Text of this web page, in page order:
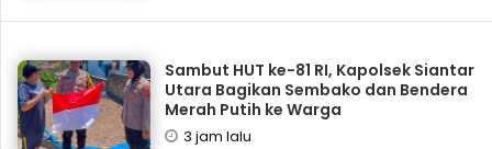
Sambut HUT ke-81 RI, Kapolsek Siantar
Utara Bagikan Sembako dan Bendera
Merah Putih ke Warga
3 jam lalu